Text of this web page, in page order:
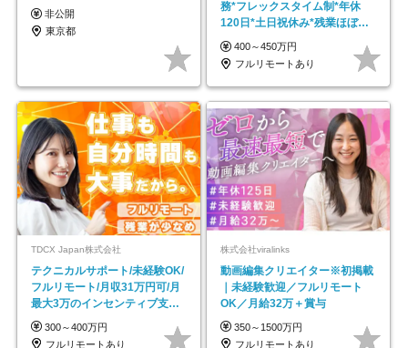
非公開
東京都
務*フレックスタイム制*年休
120日*土日祝休み*残業ほぼな
し*育児中社員8割以上
400～450万円
フルリモートあり
TDCX Japan株式会社
テクニカルサポート/未経験OK/
フルリモート/月収31万円可/月
最大3万のインセンティブ支給/
平均年齢33歳
300～400万円
フルリモートあり
株式会社viralinks
動画編集クリエイター※初掲載
｜未経験歓迎／フルリモート
OK／月給32万＋賞与
350～1500万円
フルリモートあり